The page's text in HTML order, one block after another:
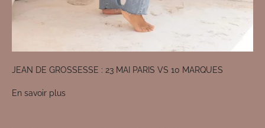
JEAN DE GROSSESSE : 23 MAI PARIS VS 10 MARQUES
En savoir plus